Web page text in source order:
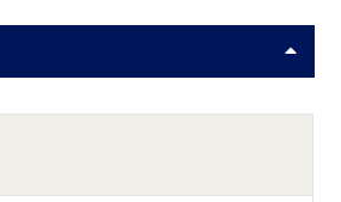
先輩が、マンツーマンで丁寧に技術
は、現場をリードする「防熱・断熱の
、全国の物流拠点を支える存在を目